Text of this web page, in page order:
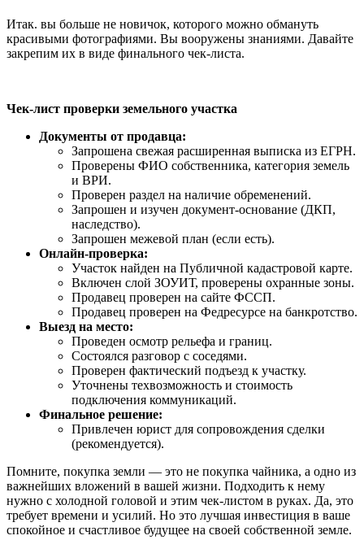
Итак. вы больше не новичок, которого можно обмануть
красивыми фотографиями. Вы вооружены знаниями. Давайте
закрепим их в виде финального чек-листа.
Чек-лист проверки земельного участка
Документы от продавца:
Запрошена свежая расширенная выписка из ЕГРН.
Проверены ФИО собственника, категория земель
и ВРИ.
Проверен раздел на наличие обременений.
Запрошен и изучен документ-основание (ДКП,
наследство).
Запрошен межевой план (если есть).
Онлайн-проверка:
Участок найден на Публичной кадастровой карте.
Включен слой ЗОУИТ, проверены охранные зоны.
Продавец проверен на сайте ФССП.
Продавец проверен на Федресурсе на банкротство.
Выезд на место:
Проведен осмотр рельефа и границ.
Состоялся разговор с соседями.
Проверен фактический подъезд к участку.
Уточнены техвозможность и стоимость
подключения коммуникаций.
Финальное решение:
Привлечен юрист для сопровождения сделки
(рекомендуется).
Помните, покупка земли — это не покупка чайника, а одно из
важнейших вложений в вашей жизни. Подходить к нему
нужно с холодной головой и этим чек-листом в руках. Да, это
требует времени и усилий. Но это лучшая инвестиция в ваше
спокойное и счастливое будущее на своей собственной земле.